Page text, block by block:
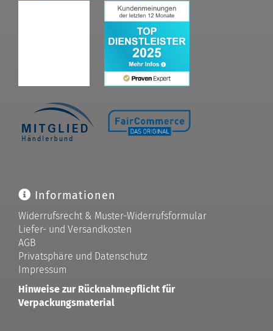
Informationen
Widerrufsrecht & Muster-Widerrufsformular
Liefer- und Versandkosten
AGB
Privatsphäre und Datenschutz
Impressum
Hinweise zur Rücknahmepflicht für
Verpackungsmaterial